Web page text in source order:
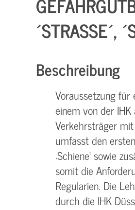
´STRASSE´,
Beschreibung
Voraussetzung
einem von der
Verkehrsträger
umfasst den
‚Schiene‘ sowie
somit die
Regularien. Die
durch die IHK